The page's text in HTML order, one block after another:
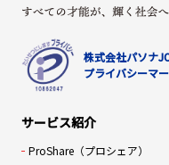
株式会社パソナ
プライバシーマ
サービス紹介
ProShare（プロシェア）